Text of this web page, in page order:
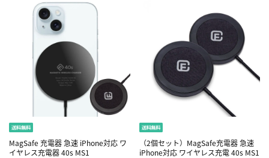
MagSafe 充電器 急速 iPhone対応 ワ
イヤレス充電器 40s MS1
（2個セット）MagSafe充電器 急速
iPhone対応 ワイヤレス充電 40s MS1